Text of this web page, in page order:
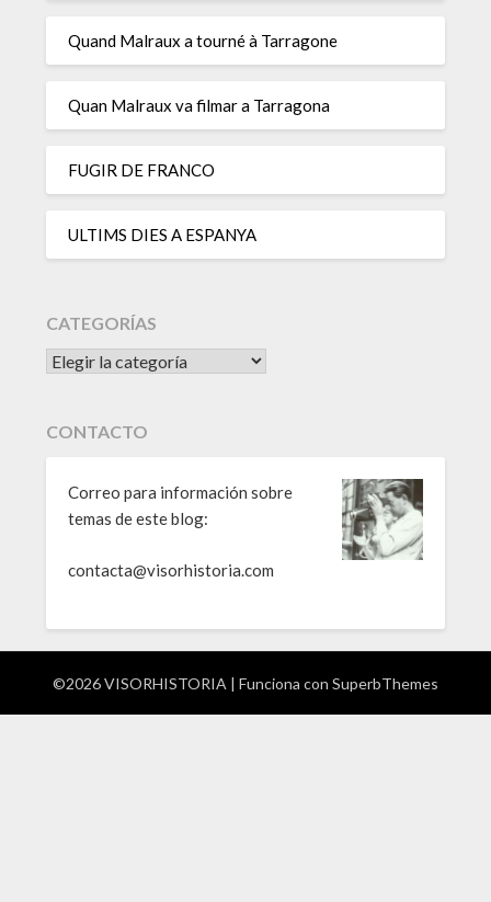
Quand Malraux a tourné à Tarragone
Quan Malraux va filmar a Tarragona
FUGIR DE FRANCO
ULTIMS DIES A ESPANYA
CATEGORÍAS
CATEGORÍAS
CONTACTO
Correo para información sobre
temas de este blog:
contacta@visorhistoria.com
©2026 VISORHISTORIA | Funciona con SuperbThemes